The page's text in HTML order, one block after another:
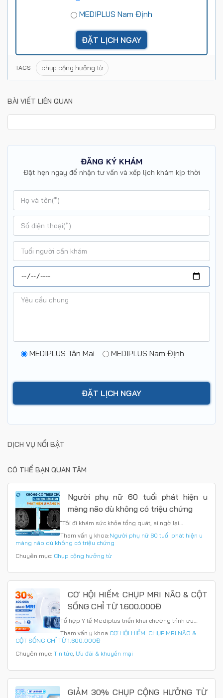
MEDIPLUS Nam Định
TAGS chụp cộng hưởng từ
BÀI VIẾT LIÊN QUAN
ĐĂNG KÝ KHÁM
Đặt hẹn ngay để nhận tư vấn và xếp lịch khám kịp thời
MEDIPLUS Tân Mai MEDIPLUS Nam Định
DỊCH VỤ NỔI BẬT
CÓ THỂ BẠN QUAN TÂM
Người phụ nữ 60 tuổi phát hiện u
màng não dù không có triệu chứng
“Tôi đi khám sức khỏe tổng quát, ai ngờ lại…
Tham vấn y khoa:Người phụ nữ 60 tuổi phát hiện u
màng não dù không có triệu chứng
Chuyên mục: Chụp cộng hưởng từ
CƠ HỘI HIẾM: CHỤP MRI NÃO & CỘT
SỐNG CHỈ TỪ 1.600.000Đ
Tổ hợp Y tế Mediplus triển khai chương trình ưu…
Tham vấn y khoa:CƠ HỘI HIẾM: CHỤP MRI NÃO &
CỘT SỐNG CHỈ TỪ 1.600.000Đ
Chuyên mục: Tin tức Ưu đãi & khuyến mại
GIẢM 30% CHỤP CỘNG HƯỞNG TỪ